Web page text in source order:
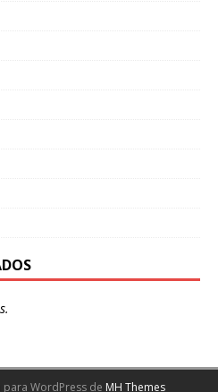
WordPress de MH Themes